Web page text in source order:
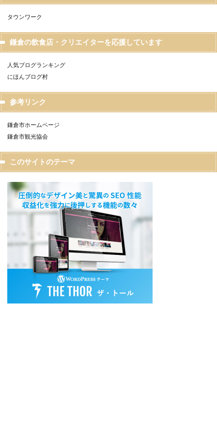
タウンワーク
鎌倉の飲食店・クリエイターを応援しています
人気ブログランキング
にほんブログ村
参考リンク
鎌倉市ホームページ
鎌倉市観光協会
このサイトのテーマ